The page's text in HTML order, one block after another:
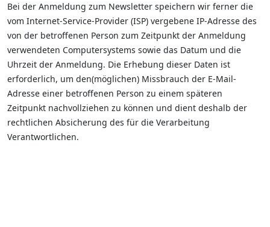
Bei der Anmeldung zum Newsletter speichern wir ferner die
vom Internet-Service-Provider (ISP) vergebene IP-Adresse des
von der betroffenen Person zum Zeitpunkt der Anmeldung
verwendeten Computersystems sowie das Datum und die
Uhrzeit der Anmeldung. Die Erhebung dieser Daten ist
erforderlich, um den(möglichen) Missbrauch der E-Mail-
Adresse einer betroffenen Person zu einem späteren
Zeitpunkt nachvollziehen zu können und dient deshalb der
rechtlichen Absicherung des für die Verarbeitung
Verantwortlichen.